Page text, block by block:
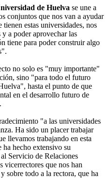
de Huelva se une a
conjuntos que nos van a ayudar
tienen estas universidades, nos
a poder aprovechar las
tiene para poder construir algo
no solo es "muy importante"
sino "para todo el futuro
hasta el punto de que
en el desarrollo futuro de
"a las universidades
Ha sido un placer trabajar
llevamos trabajando en esta
ha hecho extensivo su
Servicio de Relaciones
vicerrectores que nos han
sobre todo a la rectora, que ha